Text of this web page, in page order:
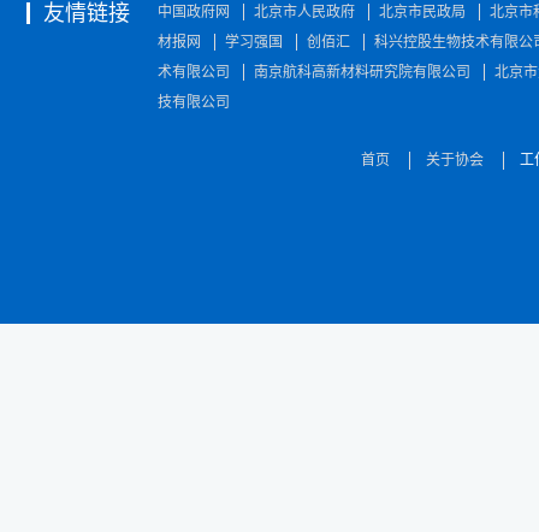
友情链接 中国政府网 北京市人民政府 北京市民政局
北京市
材报网
学习强国 创佰汇
科兴控股生物技术有限公
术有限公司
南京航科高新材料研究院有限公司
北京
技有限公司
首页 关于协会 工